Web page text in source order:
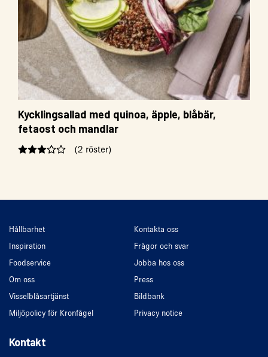
Kycklingsallad med quinoa, äpple, blåbär,
fetaost och mandlar
(2 röster)
Hållbarhet
Inspiration
Foodservice
Om oss
Visselblåsartjänst
Miljöpolicy för Kronfågel
Kontakta oss
Frågor och svar
Jobba hos oss
Press
Bildbank
Privacy notice
Kontakt